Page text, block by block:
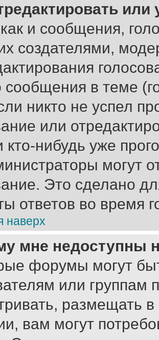
и сообщения,
создателями,
сообщения в теме
никто не успел
или
кто-нибудь уже
могут
Это сделано
ответов во время
наверх
мне недоступны
форумы могут
или группам
размещать
вам могут